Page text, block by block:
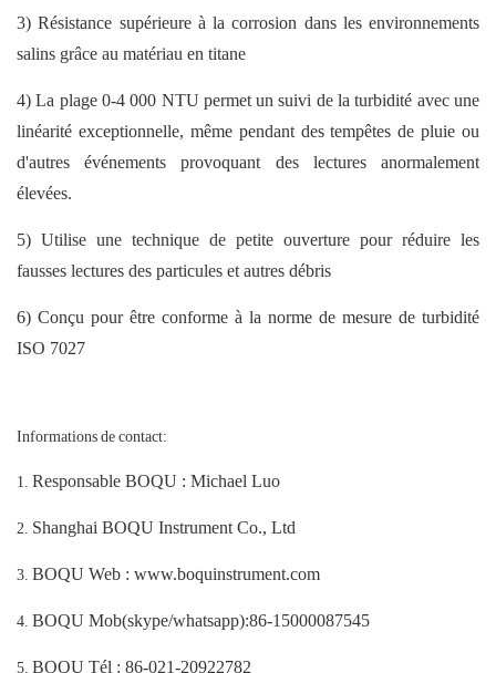
3) Résistance supérieure à la corrosion dans les environnements
salins grâce au matériau en titane
4) La plage 0-4 000 NTU permet un suivi de la turbidité avec une
linéarité exceptionnelle, même pendant des tempêtes de pluie ou
d'autres événements provoquant des lectures anormalement
élevées.
5) Utilise une technique de petite ouverture pour réduire les
fausses lectures des particules et autres débris
6) Conçu pour être conforme à la norme de mesure de turbidité
ISO 7027
Informations de contact:
Responsable BOQU : Michael Luo
Shanghai BOQU Instrument Co., Ltd
BOQU Web : www.boquinstrument.com
BOQU Mob(skype/whatsapp):86-15000087545
BOQU Tél : 86-021-20922782